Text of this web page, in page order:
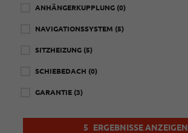
ANHÄNGERKUPPLUNG (0)
NAVIGATIONSSYSTEM (5)
SITZHEIZUNG (5)
SCHIEBEDACH (0)
GARANTIE (3)
5 ERGEBNISSE ANZEIGEN